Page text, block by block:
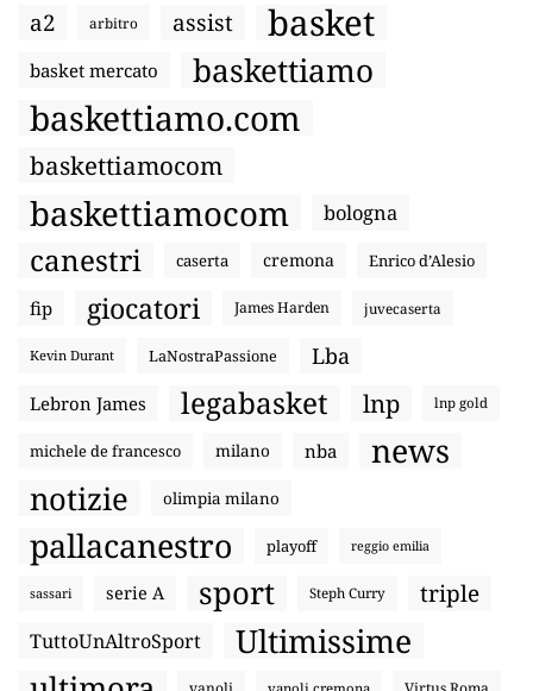
a2 arbitro assist basket
basket mercato baskettiamo
baskettiamo.com
baskettiamocom
baskettiamocom bologna
canestri caserta cremona Enrico d’Alesio
fip giocatori James Harden juvecaserta
Kevin Durant LaNostraPassione Lba
Lebron James legabasket lnp lnp gold
michele de francesco milano nba news
notizie olimpia milano
pallacanestro playoff reggio emilia
sassari serie A sport Steph Curry triple
TuttoUnAltroSport Ultimissime